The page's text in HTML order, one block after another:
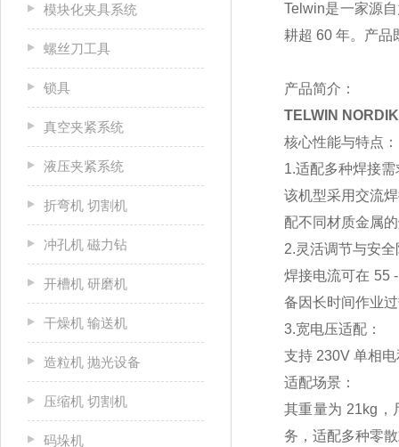
模块化夹具系统
螺丝刀工具
锁具
真空夹紧系统
液压夹紧系统
折弯机 切割机
冲孔机 磁力钻
开槽机 研磨机
干燥机 输送机
造粒机 抛光设备
压缩机 切割机
码垛机
Telwin是一家源
耕超 60 年。产品
产品简介：
TELWIN
核心性能与特点：
1.适配多种焊接需
该机型采用交流
配不同材质金属
2.灵活调节与安全
焊接电流可在 55
备因长时间作业
3.宽电压适配：
支持 230V 单相
适配场景：
其重量为 21kg，
务，适配多种零